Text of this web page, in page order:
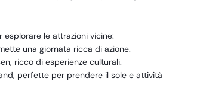
le attrazioni vicine:
una giornata ricca di azione.
ricco di esperienze culturali.
perfette per prendere il sole e attività